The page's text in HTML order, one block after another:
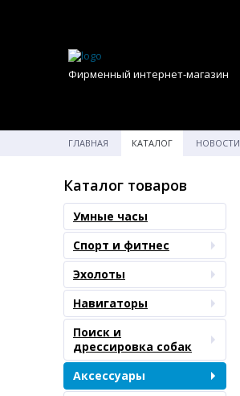
Фирменный интернет-магазин
ГЛАВНАЯ КАТАЛОГ НОВОСТИ
Каталог товаров
Умные часы
Спорт и фитнес
Эхолоты
Навигаторы
Поиск и
дрессировка собак
Аксессуары